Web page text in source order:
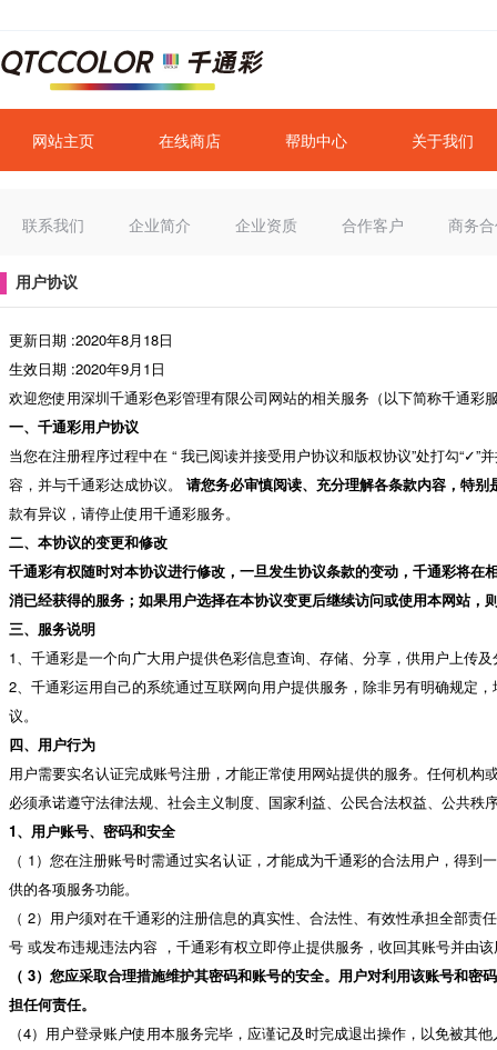
网站主页 在线商店 帮助中心 关于我们
联系我们 企业简介 企业资质 合作客户 商务
用户协议
更新日期 :2020年8月18日
生效日期 :2020年9月1日
欢迎您使用深圳千通彩色彩管理有限公司网站的相关服务（以下简称千通
一、千通彩用户协议
当您在注册程序过程中在 “ 我已阅读并接受用户协议和版权协议”处打勾
容，并与千通彩达成协议。 请您务必审慎阅读、充分理解各条款内容，特
款有异议，请停止使用千通彩服务。
二、本协议的变更和修改
千通彩有权随时对本协议进行修改，一旦发生协议条款的变动，千通彩将
消已经获得的服务；如果用户选择在本协议变更后继续访问或使用本网站，
三、服务说明
1、千通彩是一个向广大用户提供色彩信息查询、存储、分享，供用户上传
2、千通彩运用自己的系统通过互联网向用户提供服务，除非另有明确规定
议。
四、用户行为
用户需要实名认证完成账号注册，才能正常使用网站提供的服务。任何机
必须承诺遵守法律法规、社会主义制度、国家利益、公民合法权益、公共秩
1、用户账号、密码和安全
（ 1）您在注册账号时需通过实名认证，才能成为千通彩的合法用户，得
供的各项服务功能。
（ 2）用户须对在千通彩的注册信息的真实性、合法性、有效性承担全部
号 或发布违规违法内容 ，千通彩有权立即停止提供服务，收回其账号并由
（ 3）您应采取合理措施维护其密码和账号的安全。用户对利用该账号和
担任何责任。
（4）用户登录账户使用本服务完毕，应谨记及时完成退出操作，以免被